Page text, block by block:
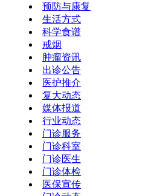
预防与康复
生活方式
科学食谱
戒烟
肿瘤资讯
出诊公告
医护推介
复大动态
媒体报道
行业动态
门诊服务
门诊科室
门诊医生
门诊体检
医保宣传